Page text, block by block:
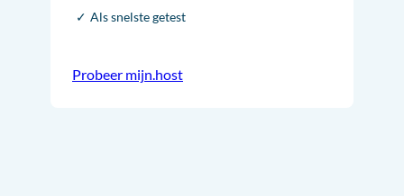
Als snelste getest
Probeer mijn.host